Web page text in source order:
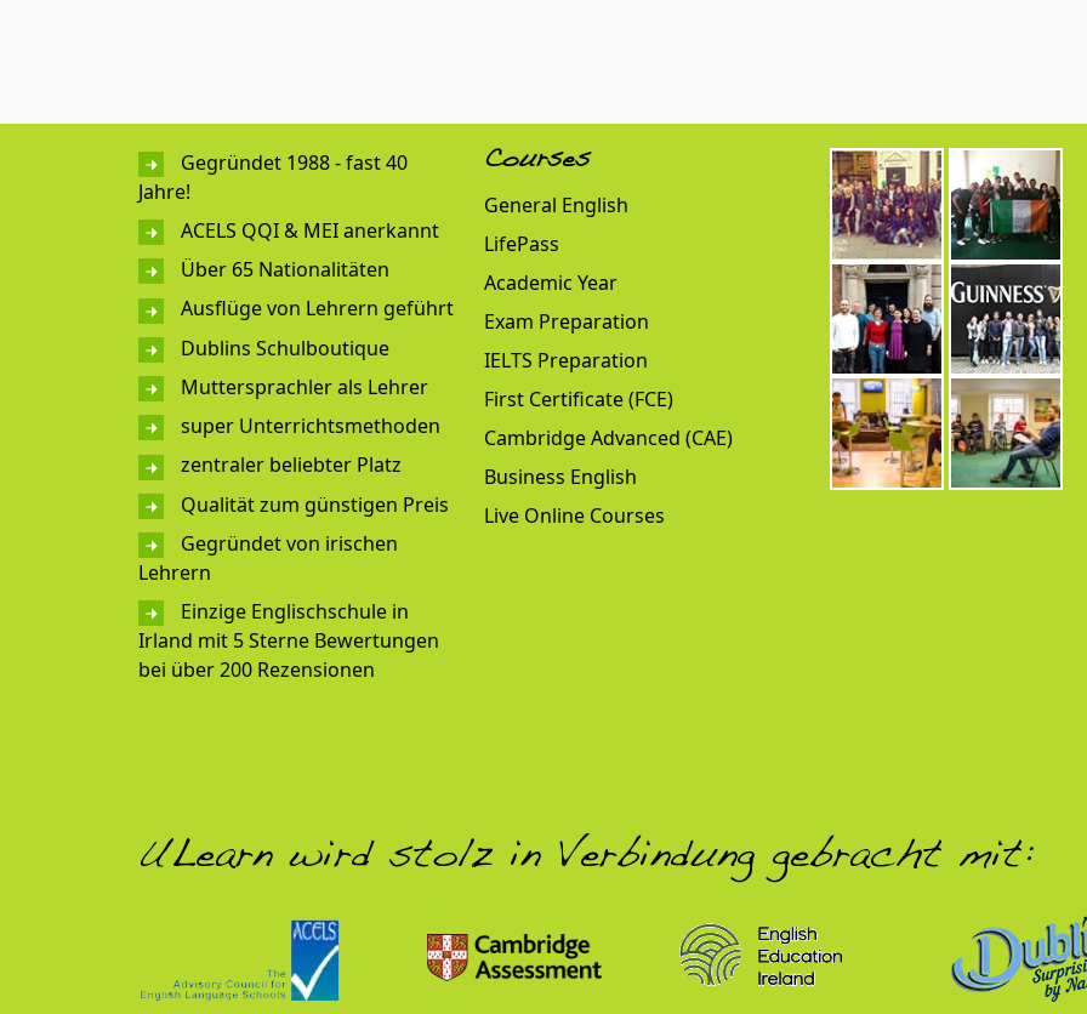
Gegründet 1988 - fast 40
Jahre!
ACELS QQI & MEI anerkannt
Über 65 Nationalitäten
Ausflüge von Lehrern geführt
Dublins Schulboutique
Muttersprachler als Lehrer
super Unterrichtsmethoden
zentraler beliebter Platz
Qualität zum günstigen Preis
Gegründet von irischen
Lehrern
Einzige Englischschule in
Irland mit 5 Sterne Bewertungen
bei über 200 Rezensionen
Courses
General English
LifePass
Academic Year
Exam Preparation
IELTS Preparation
First Certificate (FCE)
Cambridge Advanced (CAE)
Business English
Live Online Courses
ULearn wird stolz in Verbindung gebracht mit: